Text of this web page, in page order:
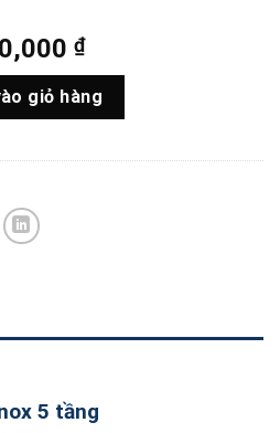
₫.
₫Giá
hiện
tại
là:
7,450,000 ₫.
giỏ hàng
5 tầng